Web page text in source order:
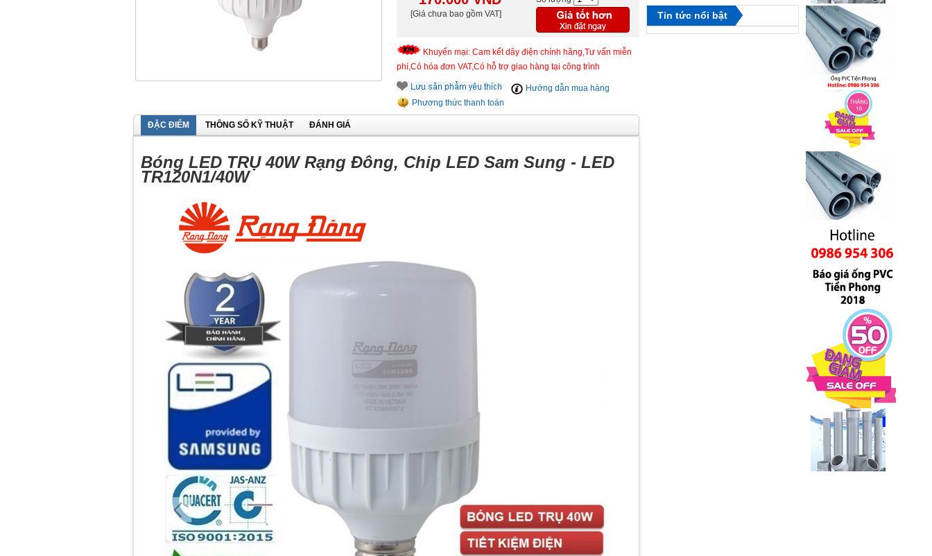
[Giá chưa bao gồm VAT]
Khuyến mại: Cam kết dây điện chính hãng,Tư vấn miễn
phí,Có hóa đơn VAT,Có hỗ trợ giao hàng tại công trình
Hướng dẫn mua hàng
Phương thức thanh toán
ĐẶC ĐIỂM THÔNG SỐ KỸ THUẬT ĐÁNH GIÁ
Bóng LED TRỤ 40W Rạng Đông, Chip LED Sam Sung - LED
TR120N1/40W
Tin tức nổi bật